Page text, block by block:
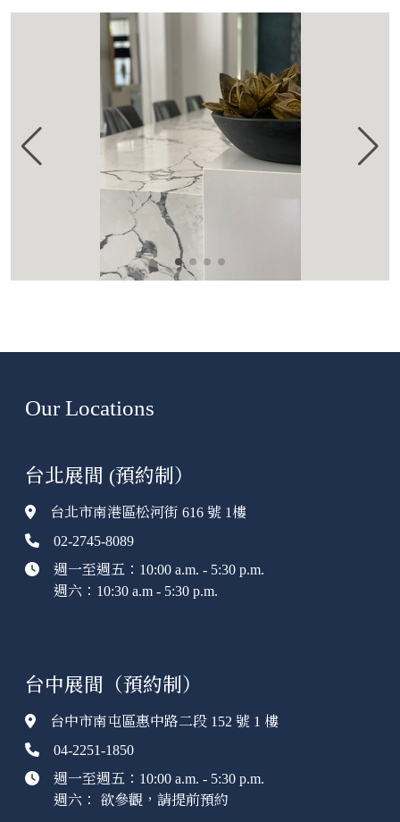
Our Locations
台北展間 (預約制）
台北市南港區松河街 616 號 1樓
02-2745-8089
週一至週五：10:00 a.m. - 5:30 p.m.
週六：10:30 a.m - 5:30 p.m.
台中展間（預約制）
台中市南屯區惠中路二段 152 號 1 樓
04-2251-1850
週一至週五：10:00 a.m. - 5:30 p.m.
週六： 欲參觀，請提前預約